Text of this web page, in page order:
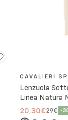
CAVALIERI
Lenzuola
Linea Natura
20,30€29€ -